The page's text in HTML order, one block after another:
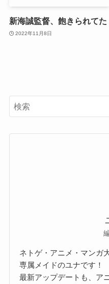
新海誠監督、飽きられてた
2022年11月8日
ネトゲ・アニメ・マンガ
専属メイドのユナです！
最新アップデートも、ア